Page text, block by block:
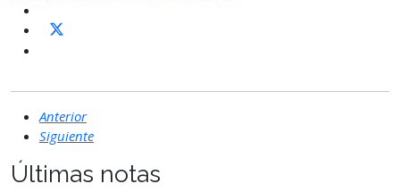
Anterior
Siguiente
Últimas notas